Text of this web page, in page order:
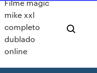
Filme magic
mike xxl
completo
dublado
online